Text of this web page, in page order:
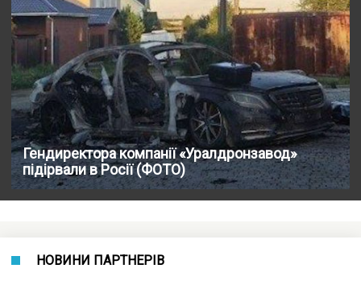
Гендиректора компанії «Уралдронзавод»
підірвали в Росії (ФОТО)
НОВИНИ ПАРТНЕРІВ